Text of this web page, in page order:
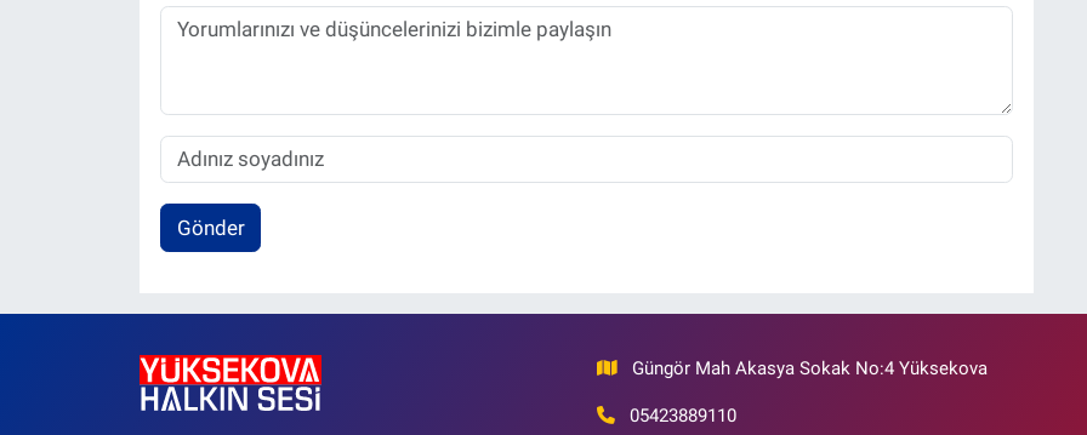
Gönder
Güngör Mah Akasya Sokak No:4 Yüksekova
05423889110